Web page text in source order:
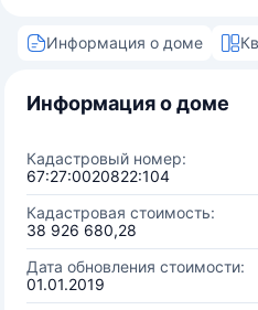
Информация о доме
Информация о доме
Кадастровый номер:
67:27:0020822:104
Кадастровая стоимость:
38 926 680,28
Дата обновления стоимости:
01.01.2019